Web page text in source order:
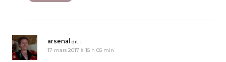
arsenal
dit :
17 mars 2017 à 15 h 05 min